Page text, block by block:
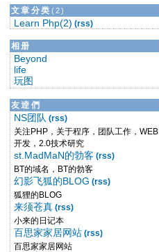
文章分类 (2)
Learn Php(2) (rss)
相册
Beyond
life
玩图
友逹們
NS团队 (rss)
关注PHP，关于程序，团队工作，WEB
开发，2.0技术研究
st.MadMaN的勃客 (rss)
BT的域名，BT的勃客
幻影飞狐的BLOG (rss)
狐狸的BLOG
来须苍真 (rss)
小来的日记本
百思家家居网站 (rss)
百思家家居网站